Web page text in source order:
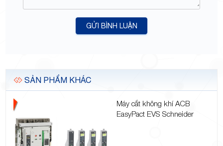
GỬI BÌNH LUẬN
SẢN PHẨM KHÁC
Máy cắt không khí ACB
EasyPact EVS Schneider